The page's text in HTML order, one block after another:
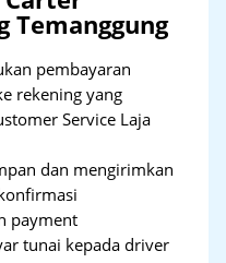
Temanggung
pembayaran
rekening yang
Service Laja
dan mengirimkan
payment
tunai kepada driver